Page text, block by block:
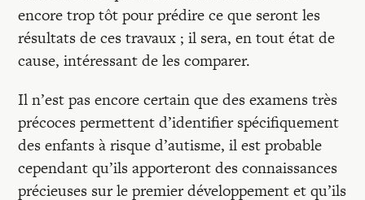
encore trop tôt pour prédire ce que seront les
résultats de ces travaux ; il sera, en tout état de
cause, intéressant de les comparer.
Il n’est pas encore certain que des examens très
précoces permettent d’identifier spécifiquement
des enfants à risque d’autisme, il est probable
cependant qu’ils apporteront des connaissances
précieuses sur le premier développement et qu’ils